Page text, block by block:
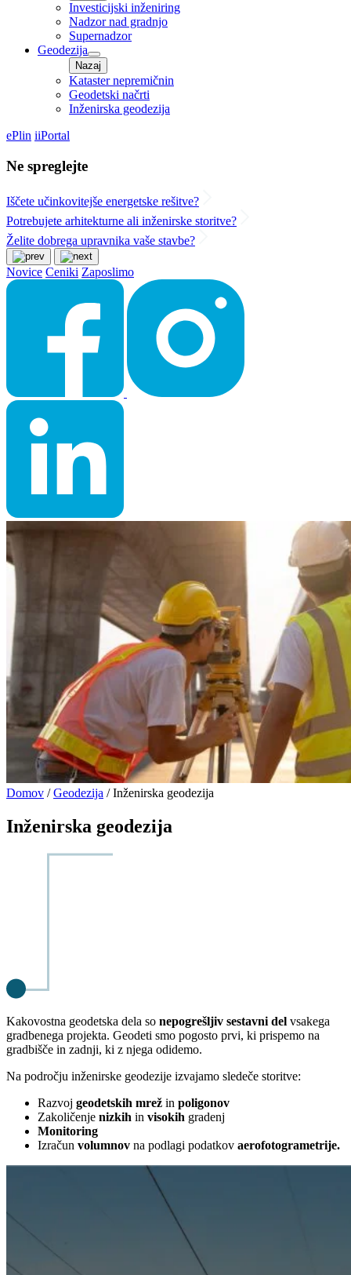
Investicijski inženiring
Nadzor nad gradnjo
Supernadzor
Geodezija
Nazaj
Kataster nepremičnin
Geodetski načrti
Inženirska geodezija
ePlin iiPortal
Ne spreglejte
Iščete učinkovitejše energetske rešitve?
Potrebujete arhitekturne ali inženirske storitve?
Želite dobrega upravnika vaše stavbe?
Novice Ceniki Zaposlimo
Domov / Geodezija / Inženirska geodezija
Inženirska geodezija
Kakovostna geodetska dela so nepogrešljiv sestavni del vsakega
gradbenega projekta. Geodeti smo pogosto prvi, ki prispemo na
gradbišče in zadnji, ki z njega odidemo.
Na področju inženirske geodezije izvajamo sledeče storitve:
Razvoj geodetskih mrež in poligonov
Zakoličenje nizkih in visokih gradenj
Monitoring
Izračun volumnov na podlagi podatkov aerofotogrametrije.